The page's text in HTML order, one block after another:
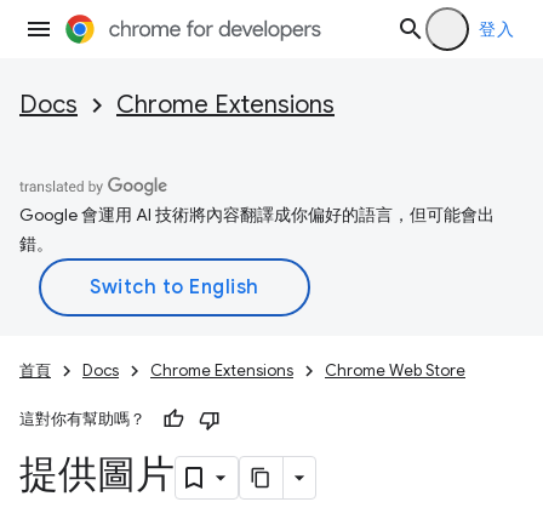
登入
Docs Chrome Extensions
Google 會運用 AI 技術將內容翻譯成你偏好的語言，但可能會出
錯。
首頁 Docs Chrome Extensions Chrome Web Store
這對你有幫助嗎？
提供圖片